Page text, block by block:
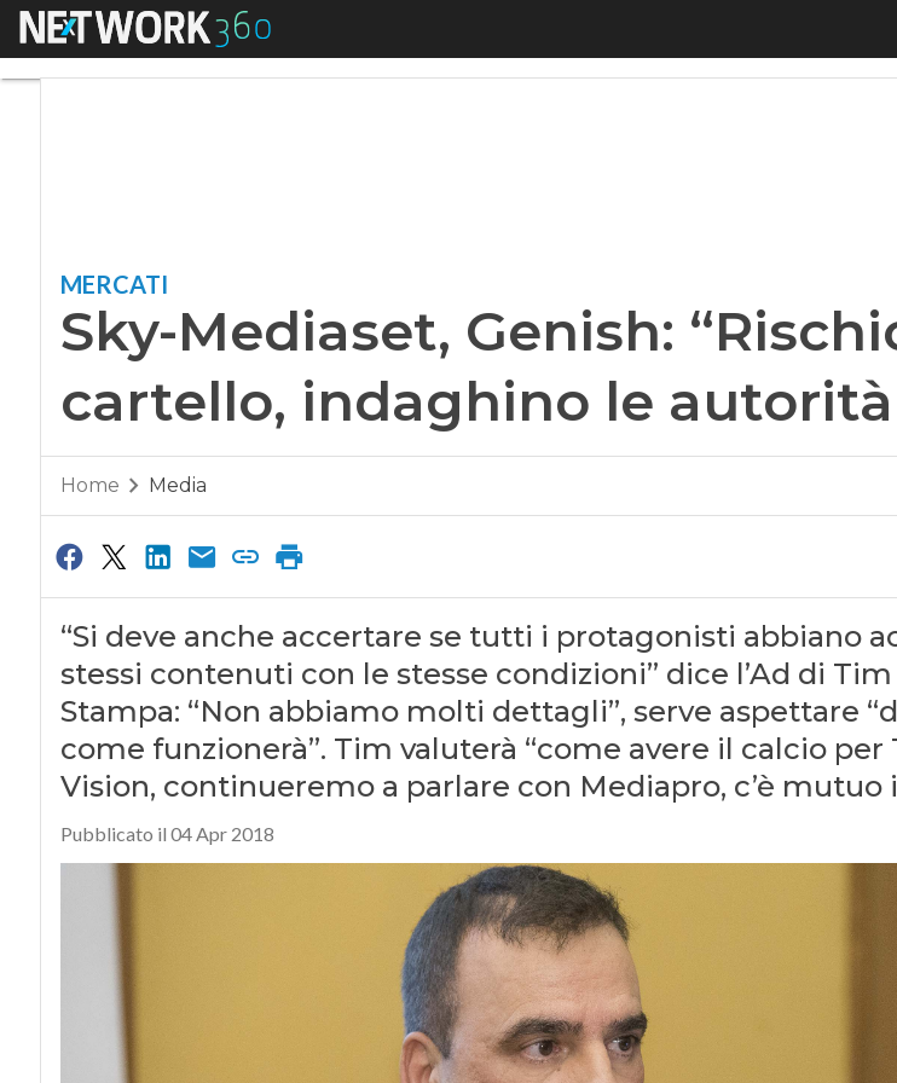
Menu
MERCATI
Sky-Mediaset, Genish:
cartello, indaghino le autorità
Home Media
“Si deve anche accertare se tutti i protagonisti abbiano
stessi contenuti con le stesse condizioni” dice l’Ad di Tim
Stampa: “Non abbiamo molti dettagli”, serve aspettare
come funzionerà”. Tim valuterà “come avere il calcio per
Vision, continueremo a parlare con Mediapro, c’è mutuo
Pubblicato il 04 Apr 2018